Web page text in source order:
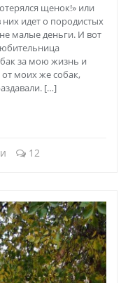
щенок!» или
идет о породистых
малые деньги. И вот
за мою жизнь и
моих же собак,
[…]
12